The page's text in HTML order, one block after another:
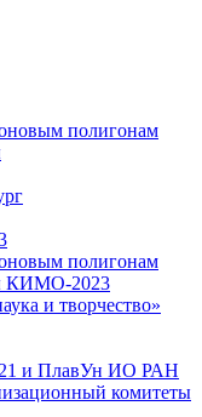
полигонам
полигонам
КИМО-2023
и творчество»
и ПлавУн ИО РАН
комитеты